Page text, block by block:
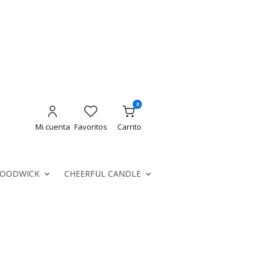
Mi cuenta Favoritos
0
Carrito
CHEERFUL CANDLE